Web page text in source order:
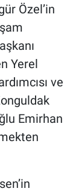
Özel’in
Yerel
ve
Emirhan